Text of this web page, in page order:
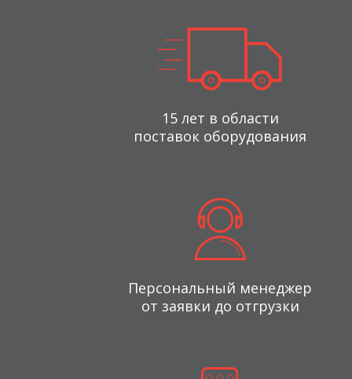
15 лет в области
поставок оборудования
Персональный менеджер
от заявки до отгрузки